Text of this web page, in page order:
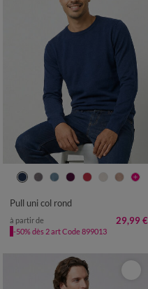
S M L XL XXL 3XL 4XL
Pull uni col rond
à partir de 29,99 €
-50% dès 2 art Code 899013